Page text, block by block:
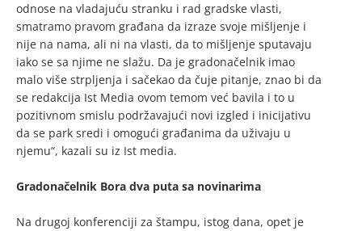
odnose na vladajuću stranku i rad gradske vlasti,
smatramo pravom građana da izraze svoje mišljenje i
nije na nama, ali ni na vlasti, da to mišljenje sputavaju
iako se sa njime ne slažu. Da je gradonačelnik imao
malo više strpljenja i sačekao da čuje pitanje, znao bi da
se redakcija Ist Media ovom temom već bavila i to u
pozitivnom smislu podržavajući novi izgled i inicijativu
da se park sredi i omogući građanima da uživaju u
njemu“, kazali su iz Ist media.
Gradonačelnik Bora dva puta sa novinarima
Na drugoj konferenciji za štampu, istog dana, opet je